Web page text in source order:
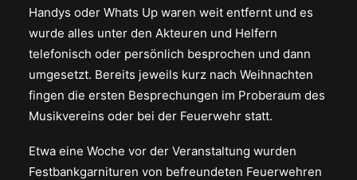
Handys oder Whats Up waren weit entfernt und es
wurde alles unter den Akteuren und Helfern
telefonisch oder persönlich besprochen und dann
umgesetzt. Bereits jeweils kurz nach Weihnachten
fingen die ersten Besprechungen im Proberaum des
Musikvereins oder bei der Feuerwehr statt.
Etwa eine Woche vor der Veranstaltung wurden
Festbankgarnituren von befreundeten Feuerwehren